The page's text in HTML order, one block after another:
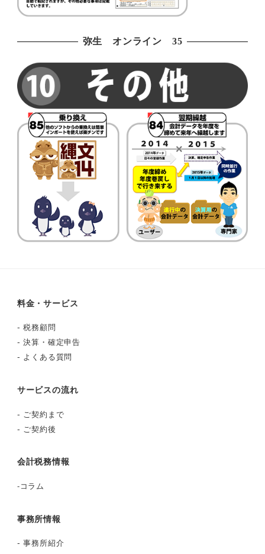
弥生 オンライン 35
料金・サービス
-税務顧問
-決算・確定申告
- よくある質問
サービスの流れ
- ご契約まで
- ご契約後
会計税務情報
-コラム
事務所情報
-事務所紹介